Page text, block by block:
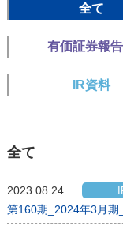
全て
有価証券報
IR資料
全て
2023.08.24
第160期_2024年3月期